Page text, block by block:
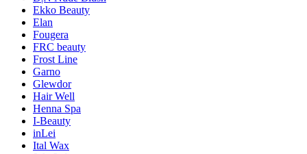
Ekko Beauty
Elan
Fougera
FRC beauty
Frost Line
Garno
Glewdor
Hair Well
Henna Spa
I-Beauty
inLei
Ital Wax